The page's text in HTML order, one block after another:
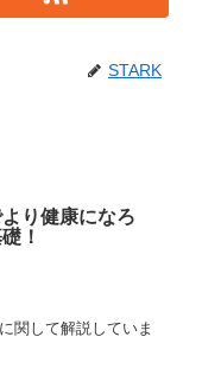
STARK
り健康になろ
！
関して解説していま